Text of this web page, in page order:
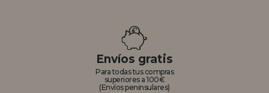
Envíos gratis
Para todas tus compras
superiores a 100€
(Envíos peninsulares)